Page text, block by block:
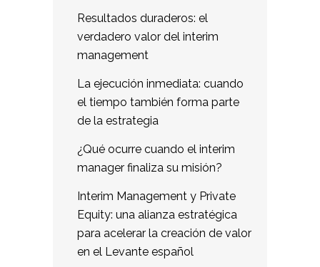
Resultados duraderos: el
verdadero valor del interim
management
La ejecución inmediata: cuando
el tiempo también forma parte
de la estrategia
¿Qué ocurre cuando el interim
manager finaliza su misión?
Interim Management y Private
Equity: una alianza estratégica
para acelerar la creación de valor
en el Levante español